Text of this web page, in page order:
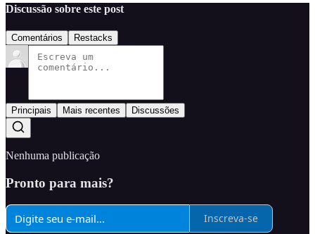
Discussão sobre este post
Comentários Restacks
Principais Mais recentes Discussões
Nenhuma publicação
Pronto para mais?
Inscreva-se